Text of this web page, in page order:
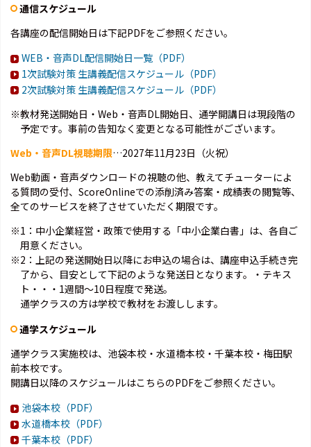
通信スケジュール
各講座の配信開始日は下記PDFをご参照ください。
WEB・音声DL配信開始日一覧（PDF）
1次試験対策 生講義配信スケジュール（PDF）
2次試験対策 生講義配信スケジュール（PDF）
※教材発送開始日・Web・音声DL開始日、通学開講日は現段階の
予定です。事前の告知なく変更となる可能性がございます。
Web・音声DL視聴期限…2027年11月23日（火祝）
Web動画・音声ダウンロードの視聴の他、教えてチューターによ
る質問の受付、ScoreOnlineでの添削済み答案・成績表の閲覧等、
全てのサービスを終了させていただく期限です。
※1：中小企業経営・政策で使用する「中小企業白書」は、各自ご
用意ください。
※2：上記の発送開始日以降にお申込の場合は、講座申込手続き完
了から、目安として下記のような発送日となります。・テキス
ト・・・1週間～10日程度で発送。
通学クラスの方は学校で教材をお渡しします。
通学スケジュール
通学クラス実施校は、池袋本校・水道橋本校・千葉本校・梅田駅
前本校です。
開講日以降のスケジュールはこちらのPDFをご参照ください。
池袋本校（PDF）
水道橋本校（PDF）
千葉本校（PDF）